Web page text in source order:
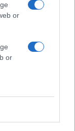
or
or
Google που
της